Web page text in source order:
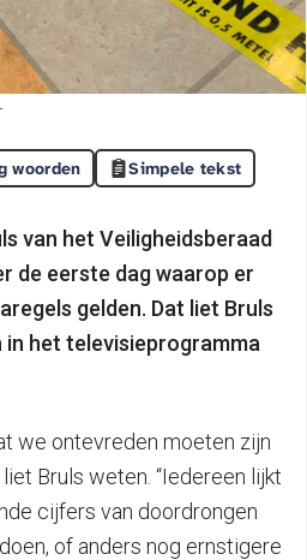
woorden Simpele tekst
van het Veiligheidsberaad
de eerste dag waarop er
gelden. Dat liet Bruls
het televisieprogramma
we ontevreden moeten zijn
Bruls weten. “Iedereen lijkt
cijfers van doordrongen
of anders nog ernstigere